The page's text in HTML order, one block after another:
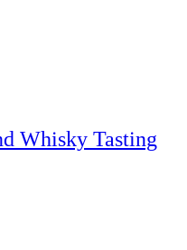
Whisky Tasting